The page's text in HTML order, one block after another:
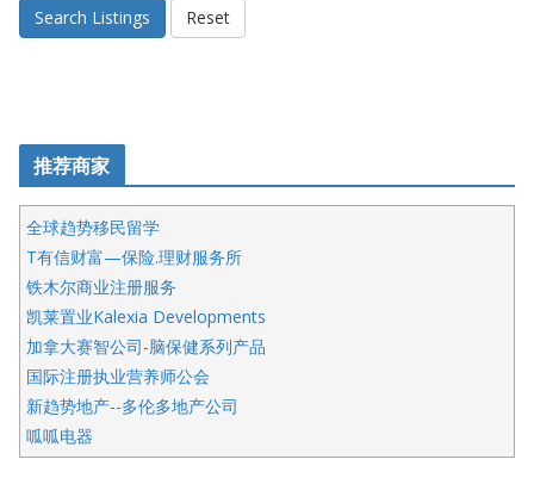
Search Listings Reset
推荐商家
全球趋势移民留学
T有信财富—保险.理财服务所
铁木尔商业注册服务
凯莱置业Kalexia Developments
加拿大赛智公司-脑保健系列产品
国际注册执业营养师公会
新趋势地产--多伦多地产公司
呱呱电器
开明车行KS CAR SALES & SERVICE